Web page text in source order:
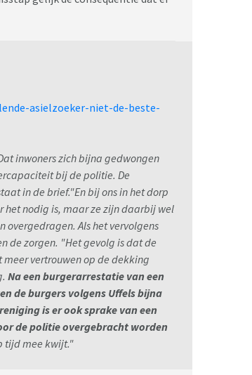
asielzoeker-niet-de-beste-
inwoners zich bijna gedwongen
bij de politie. De
in de brief."En bij ons in het dorp
het nodig is, maar ze zijn daarbij wel
Als het vervolgens
de zorgen. "Het gevolg is dat de
meer vertrouwen op de dekking
Na een burgerarrestatie van een
de burgers volgens Uffels bijna
is er ook sprake van een
de politie overgebracht worden
tijd mee kwijt."